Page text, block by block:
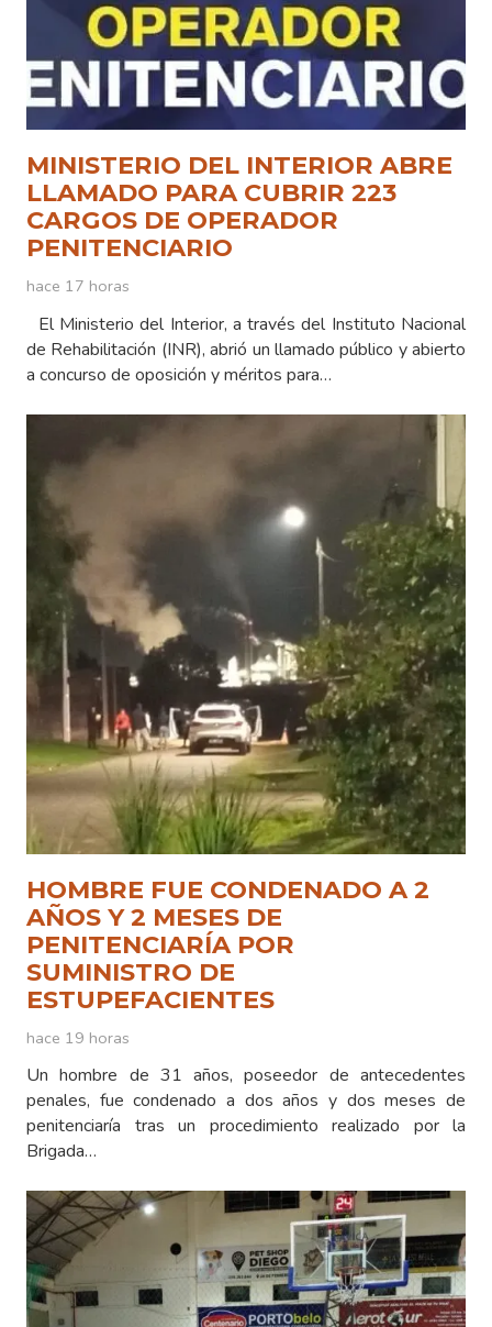
MINISTERIO DEL INTERIOR ABRE
LLAMADO PARA CUBRIR 223
CARGOS DE OPERADOR
PENITENCIARIO
hace 17 horas
El Ministerio del Interior, a través del Instituto Nacional
de Rehabilitación (INR), abrió un llamado público y abierto
a concurso de oposición y méritos para…
HOMBRE FUE CONDENADO A 2
AÑOS Y 2 MESES DE
PENITENCIARÍA POR
SUMINISTRO DE
ESTUPEFACIENTES
hace 19 horas
Un hombre de 31 años, poseedor de antecedentes
penales, fue condenado a dos años y dos meses de
penitenciaría tras un procedimiento realizado por la
Brigada…